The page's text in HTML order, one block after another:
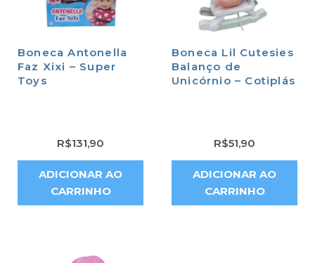
Boneca Antonella
Faz Xixi – Super
Toys
R$131,90
ADICIONAR AO
CARRINHO
Boneca Lil Cutesies
Balanço de
Unicórnio – Cotiplás
R$51,90
ADICIONAR AO
CARRINHO